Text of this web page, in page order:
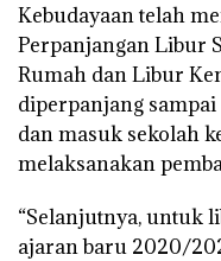
Kebudayaan telah
Perpanjangan Libur
Rumah dan Libur
diperpanjang
dan masuk sekolah
melaksanakan
“Selanjutnya, untuk
ajaran baru 2020/